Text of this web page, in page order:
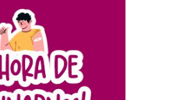
fortalecer el monitoreo y la
prevención ante eventos
climáticos
SEGURIDAD 31/07/2026
La Escuela Normal tendrá
calefacción para el reinicio